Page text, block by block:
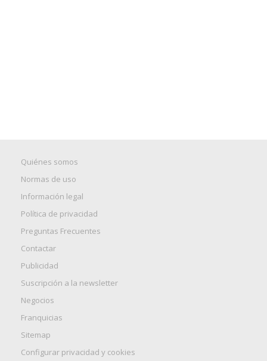
Quiénes somos
Normas de uso
Información legal
Política de privacidad
Preguntas Frecuentes
Contactar
Publicidad
Suscripción a la newsletter
Negocios
Franquicias
Sitemap
Configurar privacidad y cookies